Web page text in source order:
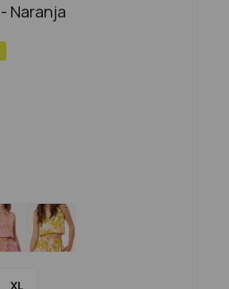
- Naranja
XL